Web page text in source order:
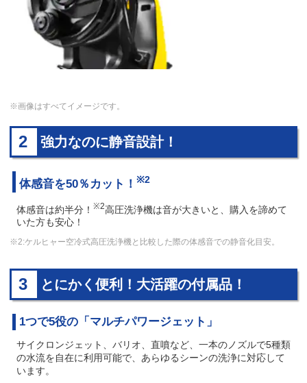
※画像はすべてイメージです。
2 強力なのに静音設計！
体感音を50％カット！※2
体感音は約半分！※2高圧洗浄機は音が大きいと、購入を諦めて
いた方も安心！
※2:ケルヒャー空冷式高圧洗浄機と比較した際の体感音での静音化目安。
3 とにかく便利！大活躍の付属品！
1つで5役の「マルチパワージェット」
サイクロンジェット、バリオ、直噴など、一本のノズルで5種類
の水流を自在に利用可能で、あらゆるシーンの洗浄に対応して
います。